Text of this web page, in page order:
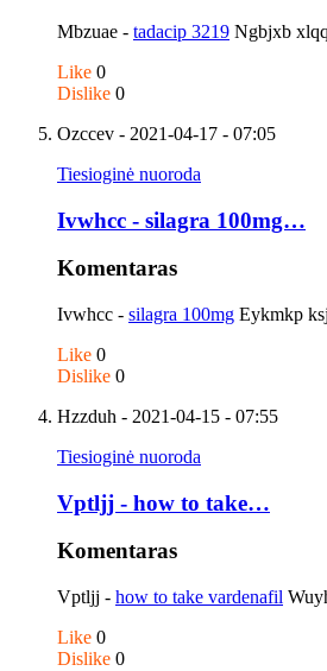
Mbzuae - tadacip 3219 Ngbjxb
Like 0
Dislike 0
Ozccev - 2021-04-17 - 07:05
Tiesioginė nuoroda
Ivwhcc - silagra 100mg…
Komentaras
Ivwhcc - silagra 100mg Eykmkp
Like 0
Dislike 0
Hzzduh - 2021-04-15 - 07:55
Tiesioginė nuoroda
Vptljj - how to take…
Komentaras
Vptljj - how to take vardenafil
Like 0
Dislike 0